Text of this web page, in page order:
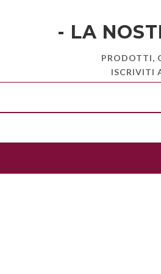
- LA
PRODOTTI,
ISCRIVITI